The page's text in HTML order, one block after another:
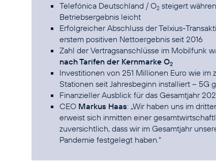
Telefónica Deutschland / O2 steigert
Betriebsergebnis leicht
Erfolgreicher Abschluss der Telxius-
erstem positiven Nettoergebnis seit 2016
Zahl der Vertragsanschlüsse im Mobilfunk
nach Tarifen der Kernmarke O2
Investitionen von 251 Millionen Euro wie
Stationen seit Jahresbeginn installiert – 5G
Finanzieller Ausblick für das Gesamtjahr
CEO Markus Haas: „Wir haben uns im
erweist sich inmitten einer
zuversichtlich, dass wir im Gesamtjahr
Pandemie festgelegt haben.“